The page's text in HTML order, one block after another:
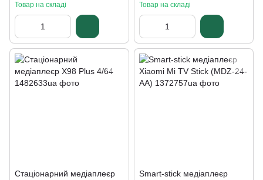
Товар на складі Товар на складі
Стаціонарний медіаплеєр
Smart-stick медіаплеєр